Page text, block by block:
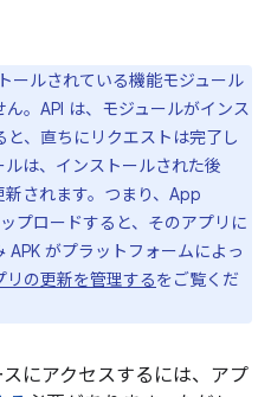
ールされている機能モジュール
。API は、モジュールがインス
、直ちにリクエストは完了し
は、インストールされた後
されます。つまり、App
プロードすると、そのアプリに
がプラットフォームによっ
リの更新を管理するをご覧くだ
にアクセスするには、アプ